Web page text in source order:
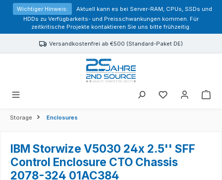
springen
Wichtiger Hinweis:
Aktuell kann es bei Server-RAM, CPUs, SSDs und
HDDs zu Verfügbarkeits- und Preisschwankungen kommen. Für
zeitkritische Projekte kontaktieren Sie uns bitte frühzeitig.
Versandkostenfrei ab €500 (Standard-Paket DE)
Sie haben 0
Storage Enclosures
IBM Storwize V5030 24x 2.5'' SFF
Control Enclosure CTO Chassis
2078-324 01AC384